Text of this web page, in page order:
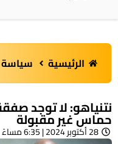
الرئيسية سياسة
نتنياهو: لا توجد
حماس غير مقبولة
28 أكتوبر 2024 | 6:35 مساءً